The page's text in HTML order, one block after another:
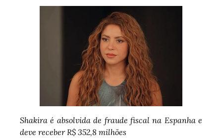
Shakira é absolvida de fraude fiscal na Espanha e
deve receber R$ 352,8 milhões